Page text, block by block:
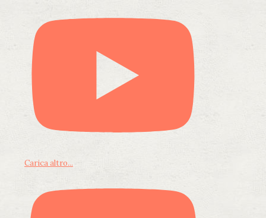
Carica altro...